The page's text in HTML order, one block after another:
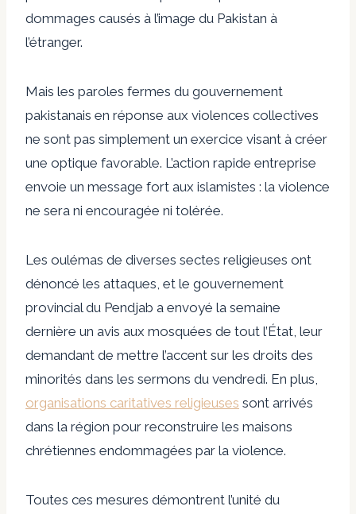
dommages causés à l’image du Pakistan à
l’étranger.
Mais les paroles fermes du gouvernement
pakistanais en réponse aux violences collectives
ne sont pas simplement un exercice visant à créer
une optique favorable. L’action rapide entreprise
envoie un message fort aux islamistes : la violence
ne sera ni encouragée ni tolérée.
Les oulémas de diverses sectes religieuses ont
dénoncé les attaques, et le gouvernement
provincial du Pendjab a envoyé la semaine
dernière un avis aux mosquées de tout l’État, leur
demandant de mettre l’accent sur les droits des
minorités dans les sermons du vendredi. En plus,
organisations caritatives religieuses sont arrivés
dans la région pour reconstruire les maisons
chrétiennes endommagées par la violence.
Toutes ces mesures démontrent l’unité du